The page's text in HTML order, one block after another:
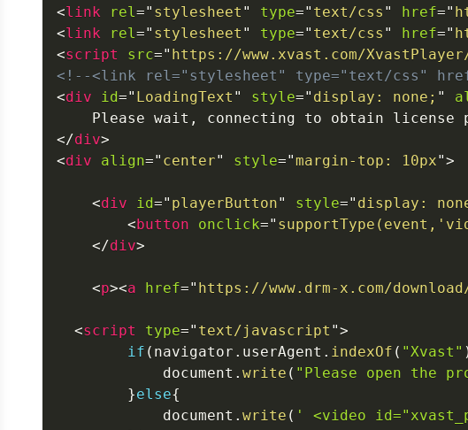
<link rel=" stylesheet " type=" text/css " href="
<link rel=" stylesheet " type=" text/css " href="
<script src=" https://www.xvast.com/
<!--<link rel="stylesheet" type="text/css"
<div id=" LoadingText " style=" display : none ; "
</div>
<div align=" center" style="margin-top : 10px">
<div id=" playerButton" style=" display :
<button onclick=" supportType ( event ,
</div>
<p><a href=" https://www.drm-x.com/
<script type=" text/javascript ">
if ( navigator . userAgent . indexOf ( "Xvast"
document . write ( "Please open the
}else{
document . write ( ' <video